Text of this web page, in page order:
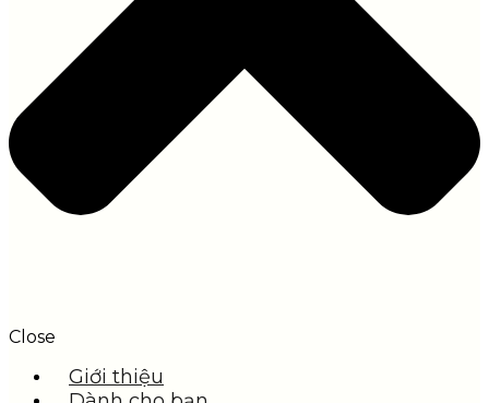
Close
Giới thiệu